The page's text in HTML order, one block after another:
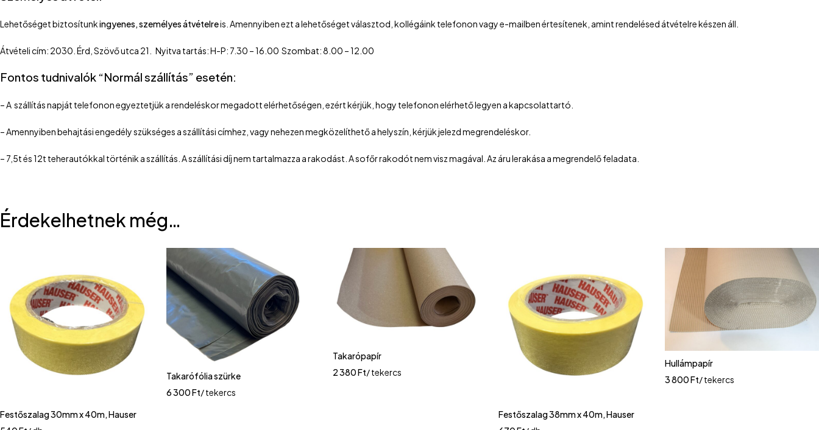
Lehetőséget biztosítunkingyenes, személyes átvételreis. Amennyiben ezt a lehetőséget választod, kollégáink telefonon vagy e-mailben értesítenek, amint rendelésed átvételre készen áll.
Átvételi cím: 2030. Érd, Szövő utca 21. Nyitva tartás: H-P: 7.30 – 16.00 Szombat: 8.00 – 12.00
Fontos tudnivalók “Normál szállítás” esetén:
– A szállítás napját telefonon egyeztetjük a rendeléskor megadott elérhetőségen, ezért kérjük, hogy telefonon elérhető legyen a kapcsolattartó.
– Amennyiben behajtási engedély szükséges a szállítási címhez, vagy nehezen megközelíthető a helyszín, kérjük jelezd megrendeléskor.
– 7,5t és 12t teherautókkal történik a szállítás. A szállítási díj nem tartalmazza a rakodást. A sofőr rakodót nem visz magával. Az áru lerakása a megrendelő feladata.
Érdekelhetnek még…
Festőszalag 30mm x 40m, Hauser
Takarófólia szürke
6 300Ft/ tekercs
Takarópapír
2 380Ft/ tekercs
Festőszalag 38mm x 40m, Hauser
Hullámpapír
3 800Ft/ tekercs